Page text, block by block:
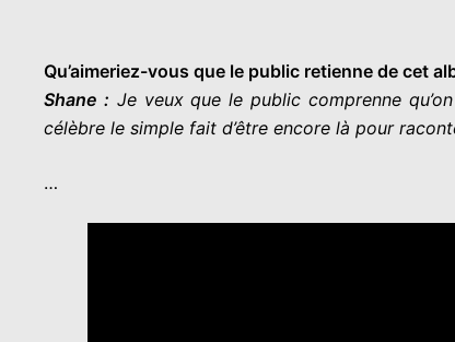
Qu’aimeriez-vous que le public retienne de cet
Shane : Je veux que le public comprenne
célèbre le simple fait d’être encore là pour
…